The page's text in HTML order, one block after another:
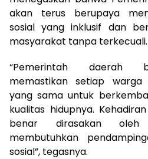
akan terus berupaya
sosial yang inklusif dan
masyarakat tanpa terkecuali.
“Pemerintah daerah
memastikan setiap warga
yang sama untuk
kualitas hidupnya.
benar dirasakan oleh
membutuhkan
sosial”, tegasnya.